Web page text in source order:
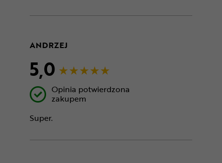
ANDRZEJ
5,0
Opinia potwierdzona
zakupem
Super.